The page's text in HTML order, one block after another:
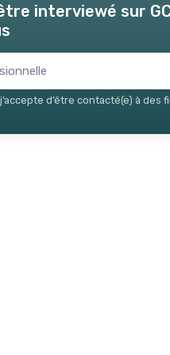
interviewé sur
d’être contacté(e) à des